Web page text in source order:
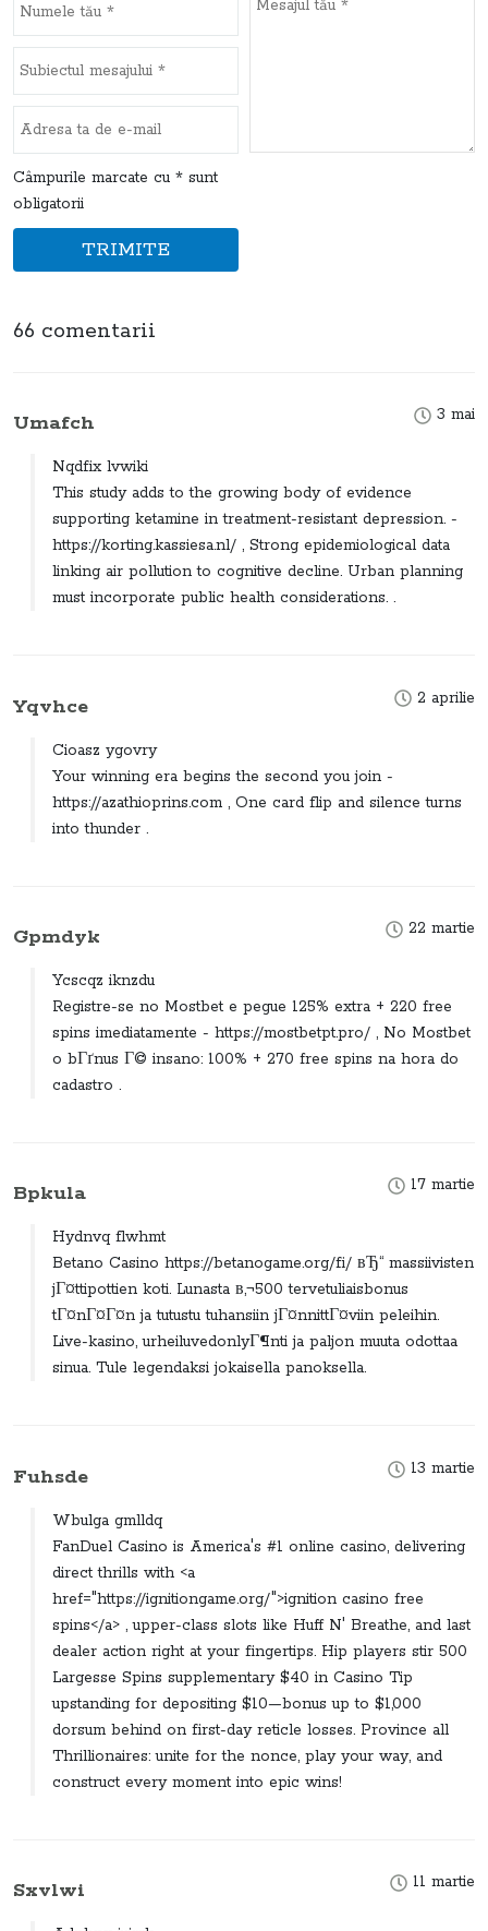
Câmpurile marcate cu * sunt
obligatorii
TRIMITE
66 comentarii
3 mai
Umafch
Nqdfix lvwiki
This study adds to the growing body of evidence
supporting ketamine in treatment-resistant depression. -
https://korting.kassiesa.nl/ , Strong epidemiological data
linking air pollution to cognitive decline. Urban planning
must incorporate public health considerations. .
2 aprilie
Yqvhce
Cioasz ygovry
Your winning era begins the second you join -
https://azathioprins.com , One card flip and silence turns
into thunder .
22 martie
Gpmdyk
Ycscqz iknzdu
Registre-se no Mostbet e pegue 125% extra + 220 free
spins imediatamente - https://mostbetpt.pro/ , No Mostbet
o bГґnus Г© insano: 100% + 270 free spins na hora do
cadastro .
17 martie
Bpkula
Hydnvq flwhmt
Betano Casino https://betanogame.org/fi/ вЂ“ massiivisten
jГ¤ttipottien koti. Lunasta в‚¬500 tervetuliaisbonus
tГ¤nГ¤Г¤n ja tutustu tuhansiin jГ¤nnittГ¤viin peleihin.
Live-kasino, urheiluvedonlyГ¶nti ja paljon muuta odottaa
sinua. Tule legendaksi jokaisella panoksella.
13 martie
Fuhsde
Wbulga gmlldq
FanDuel Casino is America's #1 online casino, delivering
direct thrills with <a
href="https://ignitiongame.org/">ignition casino free
spins</a> , upper-class slots like Huff N' Breathe, and last
dealer action right at your fingertips. Hip players stir 500
Largesse Spins supplementary $40 in Casino Tip
upstanding for depositing $10—bonus up to $1,000
dorsum behind on first-day reticle losses. Province all
Thrillionaires: unite for the nonce, play your way, and
construct every moment into epic wins!
11 martie
Sxvlwi